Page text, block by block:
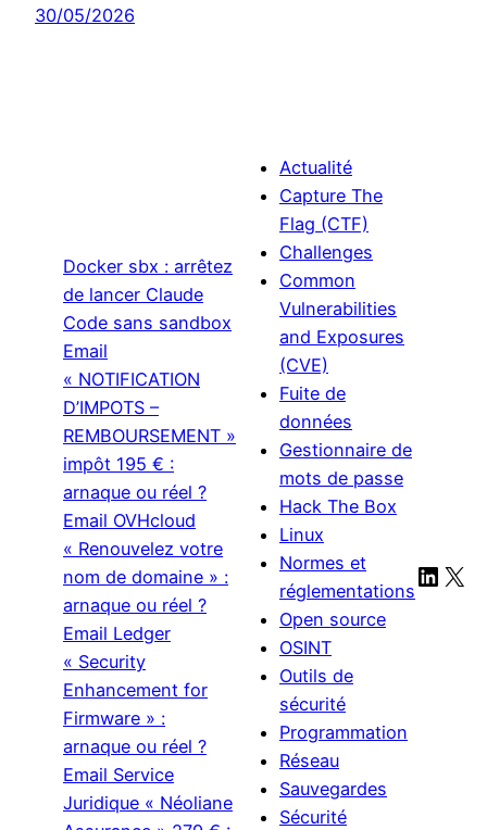
30/05/2026
Docker sbx : arrêtez
de lancer Claude
Code sans sandbox
Email
« NOTIFICATION
D’IMPOTS –
REMBOURSEMENT »
impôt 195 € :
arnaque ou réel ?
Email OVHcloud
« Renouvelez votre
nom de domaine » :
arnaque ou réel ?
Email Ledger
« Security
Enhancement for
Firmware » :
arnaque ou réel ?
Email Service
Juridique « Néoliane
Actualité
Capture The
Flag (CTF)
Challenges
Common
Vulnerabilities
and Exposures
(CVE)
Fuite de
données
Gestionnaire de
mots de passe
Hack The Box
Linux
Normes et
réglementations
Open source
OSINT
Outils de
sécurité
Programmation
Réseau
Sauvegardes
Sécurité
X